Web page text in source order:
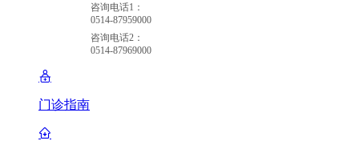
咨询电话1：
0514-87959000
咨询电话2：
0514-87969000
门诊指南